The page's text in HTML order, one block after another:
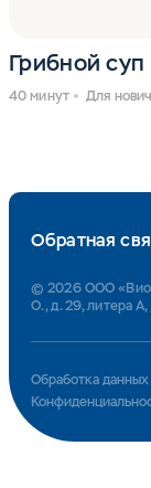
Грибной
40 минут Для
Обработка данных
Обратная
© 2026 ООО
О., д. 29, литера